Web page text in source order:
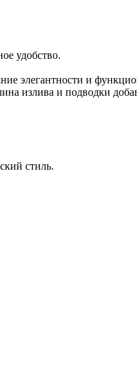
удобство.
элегантности и
излива и подводки
стиль.